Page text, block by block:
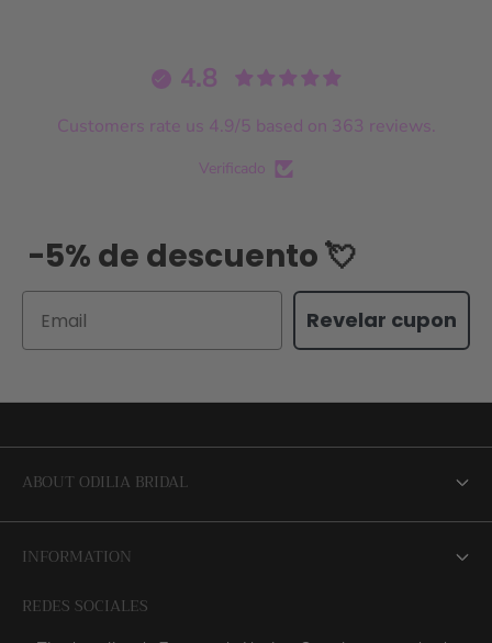
4.8
Customers rate us 4.9/5 based on 363 reviews.
Verificado
-5% de descuento 💘
Revelar cupon
REDES SOCIALES
ABOUT ODILIA BRIDAL
INFORMATION
⭐ Opiniones de Nuestras Novias 👰🏻